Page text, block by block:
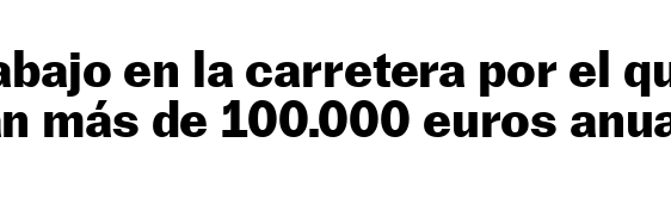
en la carretera por el
más de 100.000 euros